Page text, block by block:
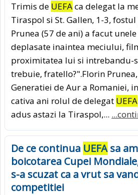
Trimis de UEFAca delegat la
Tiraspol si St. Gallen, 1-3,
Prunea (57 de ani) a facut
deplasate inaintea meciului,
proximitatea lui si intrebandu-
trebuie, fratello?".Florin
Generatiei de Aur a Romaniei,
cativa ani rolul de delegat UEFA
adus astazi la Tiraspol,...
De ce continua UEFAsa
boicotarea Cupei
s-a scuzat ca a vrut sa
competitiei